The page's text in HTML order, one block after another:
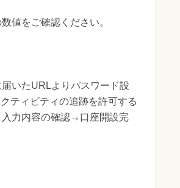
値をご確認ください。
いたURLよりパスワード設
ティビティの追跡を許可する
力内容の確認→口座開設完